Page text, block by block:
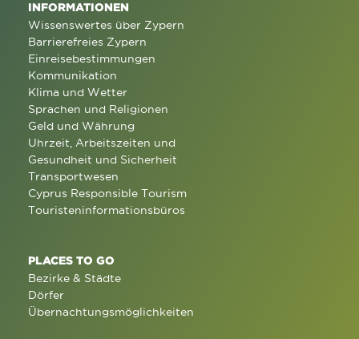
INFORMATIONEN
Wissenswertes über Zypern
Barrierefreies Zypern
Einreisebestimmungen
Kommunikation
Klima und Wetter
Sprachen und Religionen
Geld und Währung
Uhrzeit, Arbeitszeiten und
Gesundheit und Sicherheit
Transportwesen
Cyprus Responsible Tourism
Touristeninformationsbüros
PLACES TO GO
Bezirke & Städte
Dörfer
Übernachtungsmöglichkeiten